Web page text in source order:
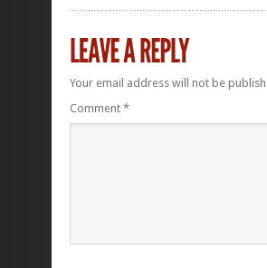
Your email address will not be
Comment *